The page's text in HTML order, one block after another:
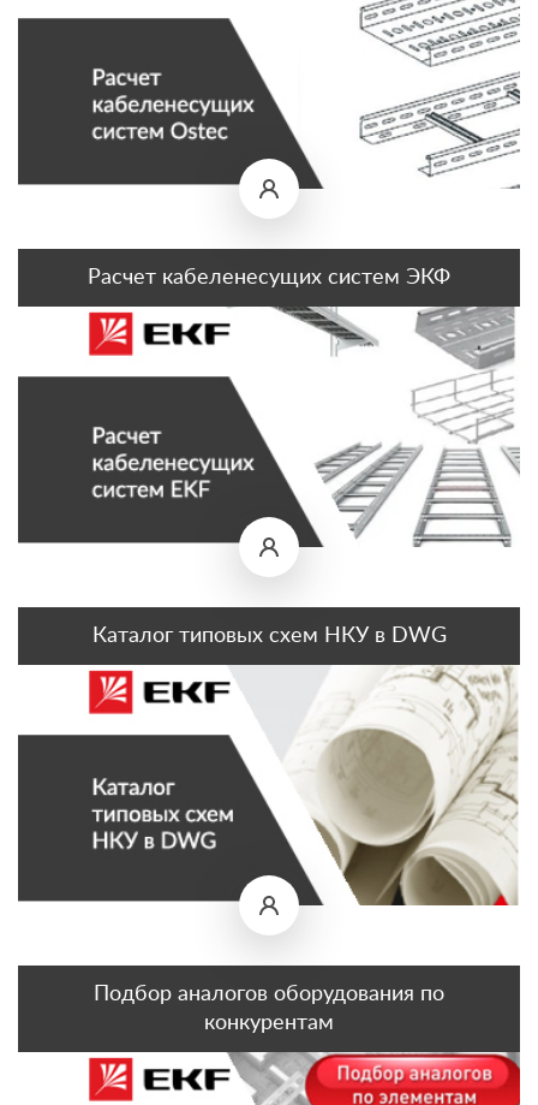
Расчет кабеленесущих систем ЭКФ
Каталог типовых схем НКУ в DWG
Подбор аналогов оборудования по
конкурентам